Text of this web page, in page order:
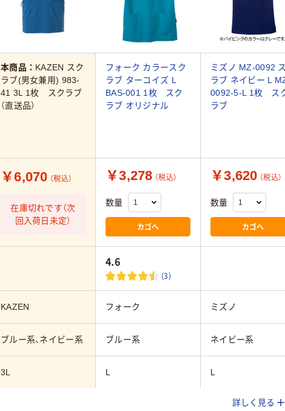
本商品： KAZEN スク
ラブ(男女兼用) 983-
41 3L 1枚 スクラブ
（直送品）
フォーク カラースク
ラブ ターコイズ L
BAS-001 1枚 スク
ラブ オリジナル
ミズノ MZ-0092
ラブ ネイビー L
0092-5-L 1枚 ス
ラブ
￥6,070 （税込）
在庫切れです（次
回入荷日未定）
￥3,278 （税込）
数量
カゴへ
￥3,620 （税込）
数量
カゴへ
4.6
(3)
KAZEN フォーク ミズノ
ブルー系、ネイビー系 ブルー系 ネイビー系
3L L L
男女兼用詳しく見る